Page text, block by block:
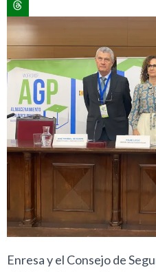
Enresa y el Consejo de